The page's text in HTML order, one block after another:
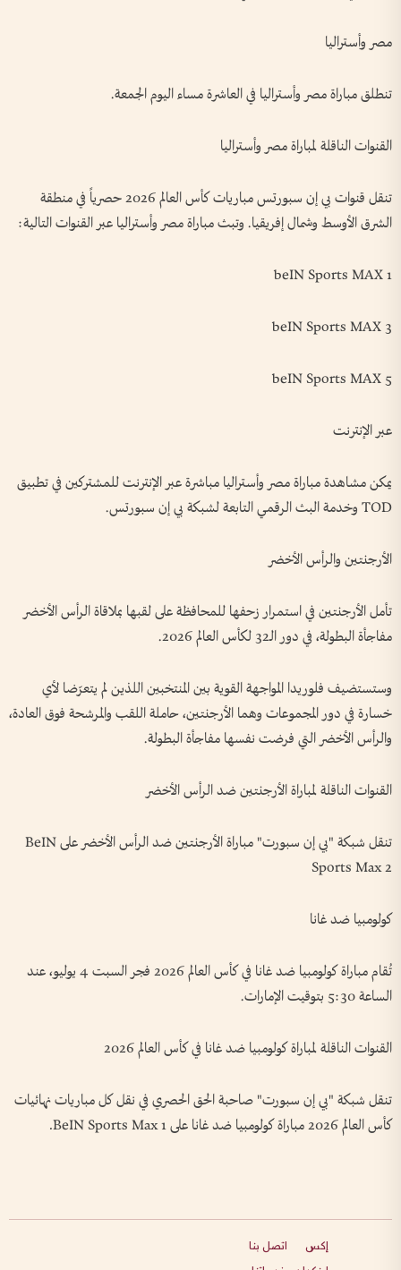
مصر وأستراليا
تنطلق مباراة مصر وأستراليا في العاشرة مساء اليوم الجمعة.
القنوات الناقلة لمباراة مصر وأستراليا
تنقل قنوات بي إن سبورتس مباريات كأس العالم 2026 حصرياً في منطقة
الشرق الأوسط وشمال إفريقيا. وتبث مباراة مصر وأستراليا عبر القنوات التالية:
beIN Sports MAX 1
beIN Sports MAX 3
beIN Sports MAX 5
عبر الإنترنت
يمكن مشاهدة مباراة مصر وأستراليا مباشرة عبر الإنترنت للمشتركين في تطبيق
TOD وخدمة البث الرقمي التابعة لشبكة بي إن سبورتس.
الأرجنتين والرأس الأخضر
تأمل الأرجنتين في استمرار زحفها للمحافظة على لقبها بملاقاة الرأس الأخضر
مفاجأة البطولة، في دور الـ32 لكأس العالم 2026.
وستستضيف فلوريدا المواجهة القوية بين المنتخبين اللذين لم يتعرّضا لأي
خسارة في دور المجموعات وهما الأرجنتين، حاملة اللقب والمرشحة فوق العادة،
والرأس الأخضر التي فرضت نفسها مفاجأة البطولة.
القنوات الناقلة لمباراة الأرجنتين ضد الرأس الأخضر
تنقل شبكة "بي إن سبورت" مباراة الأرجنتين ضد الرأس الأخضر على BeIN
Sports Max 2
كولومبيا ضد غانا
تُقام مباراة كولومبيا ضد غانا في كأس العالم 2026 فجر السبت 4 يوليو، عند
الساعة 5:30 بتوقيت الإمارات.
القنوات الناقلة لمباراة كولومبيا ضد غانا في كأس العالم 2026
تنقل شبكة "بي إن سبورت" صاحبة الحق الحصري في نقل كل مباريات نهائيات
كأس العالم 2026 مباراة كولومبيا ضد غانا على BeIN Sports Max 1.
إكس
اتصل بنا